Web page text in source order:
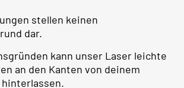
stellen keinen
dar.
kann unser Laser leichte
an den Kanten von deinem